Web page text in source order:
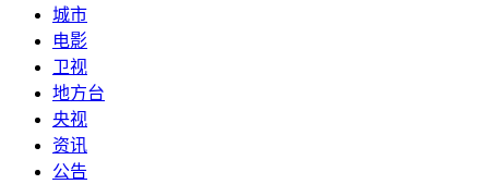
城市
电影
卫视
地方台
央视
资讯
公告